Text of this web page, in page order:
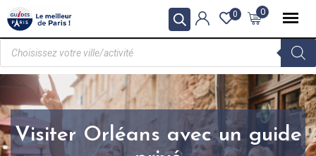
0
0
Visiter Orléans avec un guide